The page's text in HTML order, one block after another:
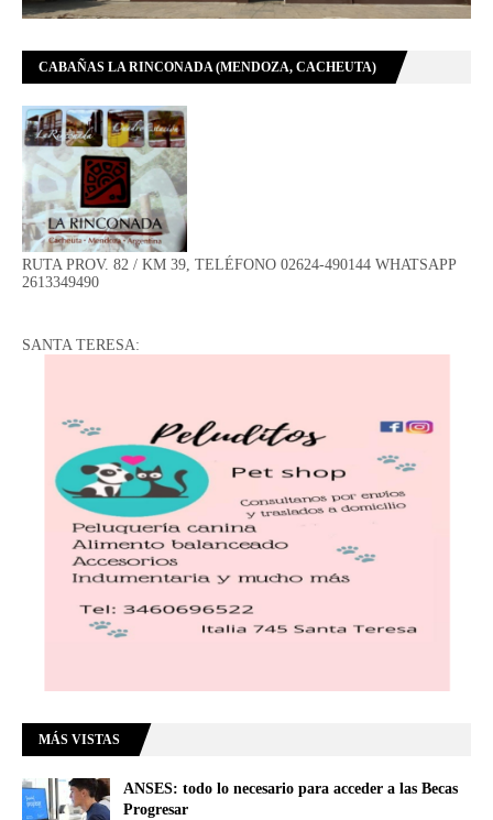
CABAÑAS LA RINCONADA (MENDOZA, CACHEUTA)
RUTA PROV. 82 / KM 39, TELÉFONO 02624-490144 WHATSAPP
2613349490
SANTA TERESA:
MÁS VISTAS
ANSES: todo lo necesario para acceder a las Becas
Progresar